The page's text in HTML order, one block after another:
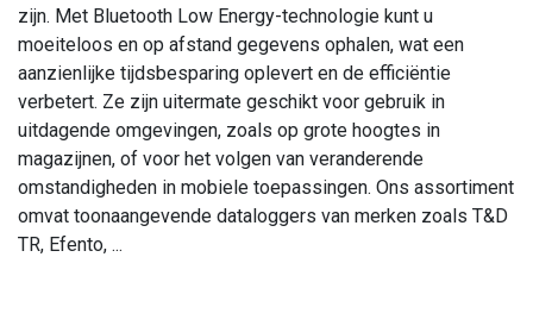
zijn. Met Bluetooth Low Energy-technologie kunt u
moeiteloos en op afstand gegevens ophalen, wat een
aanzienlijke tijdsbesparing oplevert en de efficiëntie
verbetert. Ze zijn uitermate geschikt voor gebruik in
uitdagende omgevingen, zoals op grote hoogtes in
magazijnen, of voor het volgen van veranderende
omstandigheden in mobiele toepassingen. Ons assortiment
omvat toonaangevende dataloggers van merken zoals T&D
TR, Efento, ...